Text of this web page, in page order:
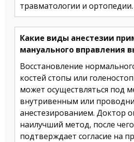
травматологии и ортопедии.
Какие виды анестезии
мануального вправления
Восстановление
костей стопы или
может осуществляться под
внутривенным или
анестезированием. Доктор
наилучший метод, после
подтверждает согласие на